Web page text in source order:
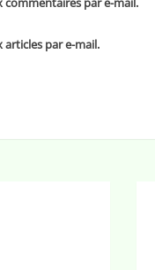
par e-mail.